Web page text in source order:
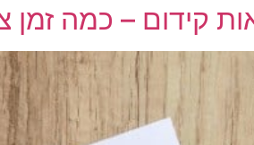
קידום – כמה זמן